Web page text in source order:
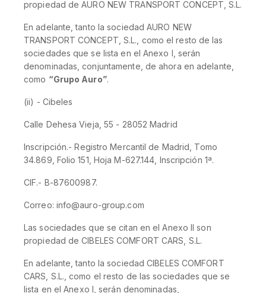
propiedad de AURO NEW TRANSPORT CONCEPT, S.L.
En adelante, tanto la sociedad AURO NEW
TRANSPORT CONCEPT, S.L., como el resto de las
sociedades que se lista en el Anexo I, serán
denominadas, conjuntamente, de ahora en adelante,
como “Grupo Auro”.
(ii) - Cibeles
Calle Dehesa Vieja, 55 - 28052 Madrid
Inscripción.- Registro Mercantil de Madrid, Tomo
34.869, Folio 151, Hoja M-627.144, Inscripción 1ª.
CIF.- B-87600987.
Correo: info@auro-group.com
Las sociedades que se citan en el Anexo II son
propiedad de CIBELES COMFORT CARS, S.L.
En adelante, tanto la sociedad CIBELES COMFORT
CARS, S.L., como el resto de las sociedades que se
lista en el Anexo I, serán denominadas,